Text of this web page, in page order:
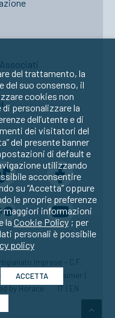
Imprese – C.F.
|Disclaimer
by Horace IT EN
del trattamento, la
del suo consenso, il
cookies non
personalizzare la
dell’utente e di
dei visitatori del
del presente banner
di default e
utilizzando
acconsentire
su “Accetta” oppure
le proprie preferenze
maggiori informazioni
la Cookie Policy; per
personali è possibile
policy
ACCETTA